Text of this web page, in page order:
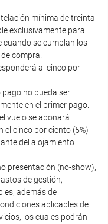
mínima de treinta
exclusivamente para
se cumplan los
compra.
al cinco por
no pueda ser
en el primer pago.
vuelo se abonará
el cinco por ciento (5%)
del alojamiento
presentación (no-show),
de gestión,
además de
aplicables de
los cuales podrán